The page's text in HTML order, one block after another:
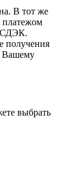
В тот же
СДЭК.
получения
Вашему
выбрать